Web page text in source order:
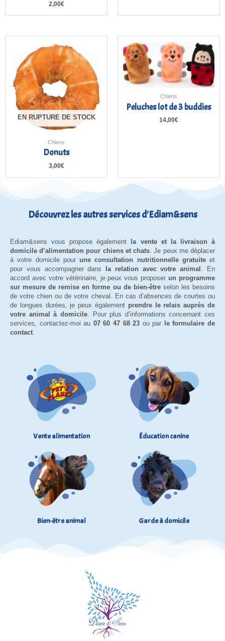
2,00€
EN RUPTURE DE STOCK
Chiens
Donuts
3,00€
Chiens
Peluches lot de 3 buddies
14,00€
Découvrez les autres services d'Ediam&sens
Ediam&sens vous propose également
la vente et la livraison à
domicile d’alimentation pour chiens et chats. Je peux me déplacer
à votre domicile pour une consultation nutritionnelle gratuiteet
pour vous accompagner dans
la relation avec votre animal . En
accord avec votre vétérinaire, je peux vous proposerun programme
sur mesure de remise en forme ou de bien-êtreselon les besoins
de votre chien ou de votre cheval. En cas d’absences de courtes ou
de longues durées, je peux également prendre le relais auprès de
votre animal à domicile. Pour plus d’informations concernant ces
services, contactez-moi au 07 60 47 68 23 ou par
le formulaire de
contact.
Vente alimentation Éducation canine
Bien-être animal Garde à domicile